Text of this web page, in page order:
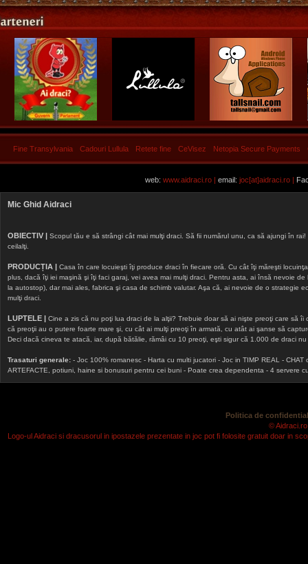
Fine Transylvania Cadouri Lullula Retete fine CeVisez Netopia Secure Payments
web: www.aidraci.ro | email: joc[at]aidraci.ro |
Mic Ghid Aidraci
OBIECTIV | Scopul tău e să strângi cât mai mulţi draci. Să fii numărul unu, ca să ajungi în
ceilalţi.
PRODUCȚIA | Casa în care locuieşti îţi produce draci în fiecare oră. Cu cât îţi măreşti
plus, dacă îţi iei maşină şi îţi faci garaj, vei avea mai mulţi draci. Pentru asta, ai însă nevoie
la autostop), dar mai ales, fabrica şi casa de schimb valutar. Aşa că, ai nevoie de o strategie
mulţi draci.
LUPTELE | Cine a zis că nu poţi lua draci de la alţii? Trebuie doar să ai nişte preoţi care să
că preoţii au o putere foarte mare şi, cu cât ai mulţi preoţi în armată, cu atât ai şanse să
Deci dacă cineva te atacă, iar, după bătălie, rămâi cu 10 preoţi, eşti sigur că 1.000 de draci
Trasaturi generale: - Joc 100% romanesc - Harta cu multi jucatori - Joc in TIMP REAL -
ARTEFACTE, potiuni, haine si bonusuri pentru cei buni - Poate crea dependenta - 4 servere
Politica de
©
Logo-ul Aidraci si dracusorul in ipostazele prezentate in joc pot fi folosite gratuit doar in